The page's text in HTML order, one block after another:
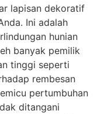
lapisan dekoratif
Ini adalah
hunian
banyak pemilik
tinggi seperti
rembesan
pertumbuhan
ditangani